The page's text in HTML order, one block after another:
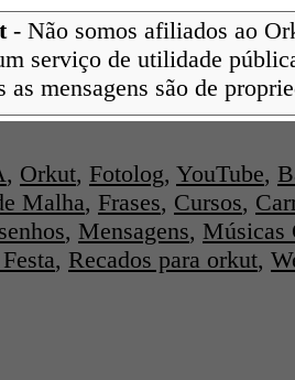
- Não somos afiliados ao
serviço de utilidade
as mensagens são de
, Orkut, Fotolog, YouTube,
Malha, Frases, Cursos,
, Mensagens, Músicas
, Recados para orkut,